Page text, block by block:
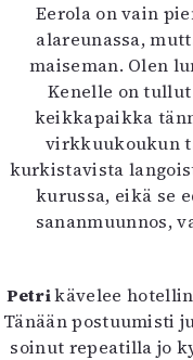
Eerola on vain
alareunassa,
maiseman. Olen
Kenelle on
keikkapaikka
virkkuukoukun
kurkistavista
kurussa, eikä se
sananmuunnos,
Petrikävelee
Tänään postuumisti
soinut repeatilla jo